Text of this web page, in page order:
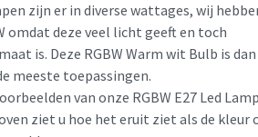
zijn er in diverse wattages, wij
omdat deze veel licht geeft en toch
is. Deze RGBW Warm wit Bulb is dan
meeste toepassingen.
van onze RGBW E27 Led
ziet u hoe het eruit ziet als de kleur